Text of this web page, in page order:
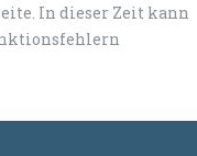
In dieser Zeit kann